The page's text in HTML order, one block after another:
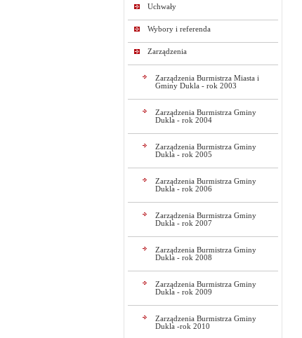
Uchwały
Wybory i referenda
Zarządzenia
Zarządzenia Burmistrza Miasta i
Gminy Dukla - rok 2003
Zarządzenia Burmistrza Gminy
Dukla - rok 2004
Zarządzenia Burmistrza Gminy
Dukla - rok 2005
Zarządzenia Burmistrza Gminy
Dukla - rok 2006
Zarządzenia Burmistrza Gminy
Dukla - rok 2007
Zarządzenia Burmistrza Gminy
Dukla - rok 2008
Zarządzenia Burmistrza Gminy
Dukla - rok 2009
Zarządzenia Burmistrza Gminy
Dukla -rok 2010